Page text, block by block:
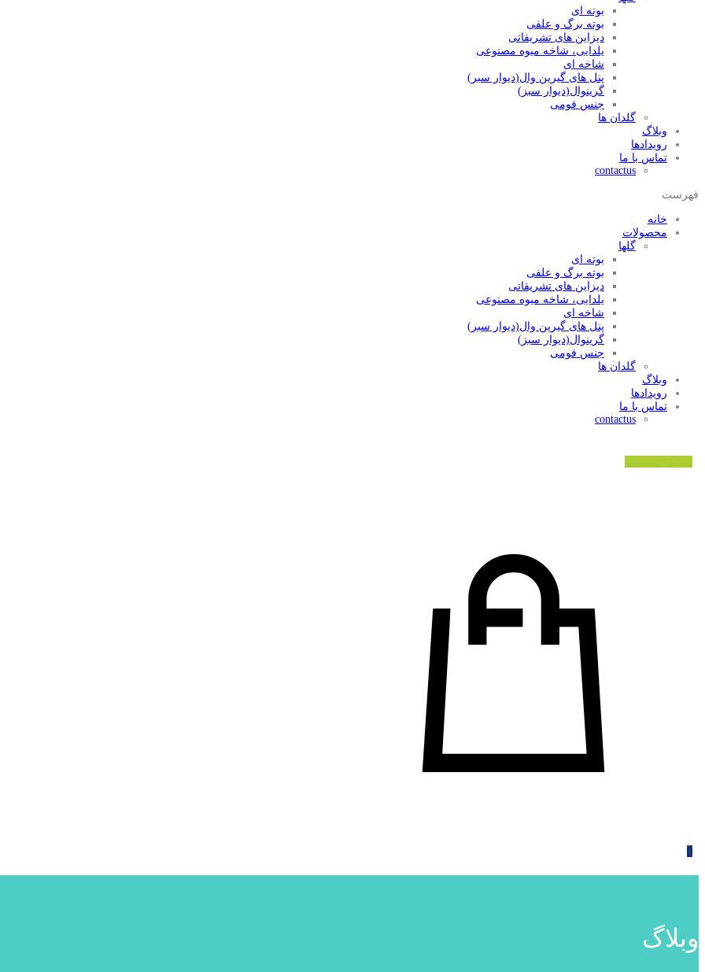
بوته ای
بوته برگ و علفی
دیزاین های تشریفاتی
یلدایی، شاخه میوه مصنوعی
شاخه ای
پنل های گیرین وال(دیوار سبر)
گرینوال(دیوار سبز)
جنس فومی
گلدان ها
وبلاگ
رویدادها
تماس با ما
contactus
فهرست
خانه
محصولات
گلها
بوته ای
بوته برگ و علفی
دیزاین های تشریفاتی
یلدایی، شاخه میوه مصنوعی
شاخه ای
پنل های گیرین وال(دیوار سبر)
گرینوال(دیوار سبز)
جنس فومی
گلدان ها
وبلاگ
رویدادها
تماس با ما
contactus
0
وبلاگ